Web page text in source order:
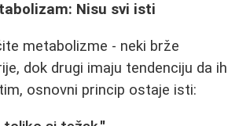
Nisu svi isti
metabolizme - neki brže
dok drugi imaju tendenciju da ih
osnovni princip ostaje isti: